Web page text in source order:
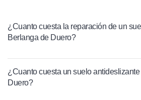
¿Cuanto cuesta la reparación de un
Berlanga de Duero?
¿Cuanto cuesta un suelo
Duero?